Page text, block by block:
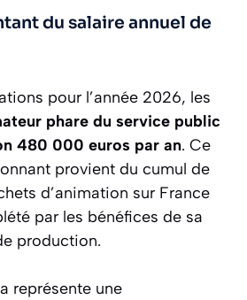
du salaire annuel de
pour l’année 2026, les
phare du service public
480 000 euros par an. Ce
provient du cumul de
d’animation sur France
par les bénéfices de sa
production.
représente une